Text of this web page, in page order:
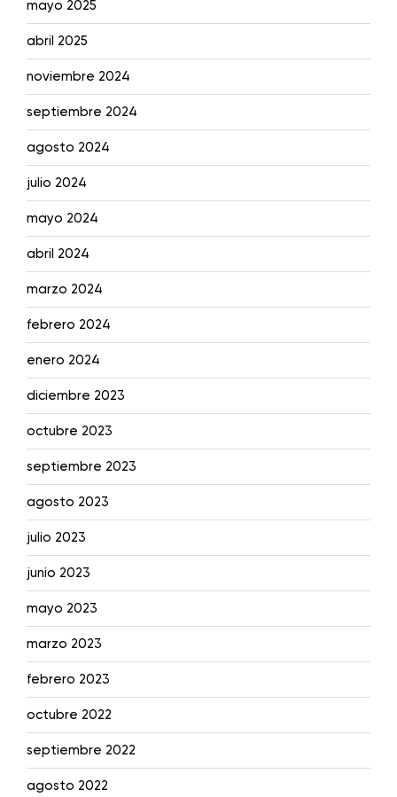
mayo 2025
abril 2025
noviembre 2024
septiembre 2024
agosto 2024
julio 2024
mayo 2024
abril 2024
marzo 2024
febrero 2024
enero 2024
diciembre 2023
octubre 2023
septiembre 2023
agosto 2023
julio 2023
junio 2023
mayo 2023
marzo 2023
febrero 2023
octubre 2022
septiembre 2022
agosto 2022